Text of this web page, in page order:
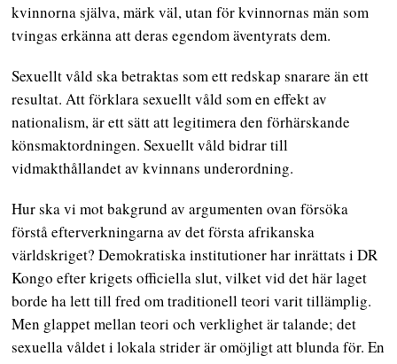
kvinnorna själva, märk väl, utan för kvinnornas män som
tvingas erkänna att deras egendom äventyrats dem.
Sexuellt våld ska betraktas som ett redskap snarare än ett
resultat. Att förklara sexuellt våld som en effekt av
nationalism, är ett sätt att legitimera den förhärskande
könsmaktordningen. Sexuellt våld bidrar till
vidmakthållandet av kvinnans underordning.
Hur ska vi mot bakgrund av argumenten ovan försöka
förstå efterverkningarna av det första afrikanska
världskriget? Demokratiska institutioner har inrättats i DR
Kongo efter krigets officiella slut, vilket vid det här laget
borde ha lett till fred om traditionell teori varit tillämplig.
Men glappet mellan teori och verklighet är talande; det
sexuella våldet i lokala strider är omöjligt att blunda för. En